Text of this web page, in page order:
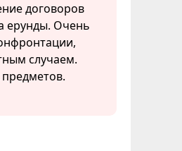
договоров
ерунды. Очень
случаем.
предметов.